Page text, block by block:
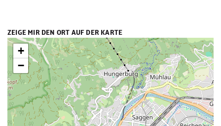
ZEIGE MIR DEN ORT AUF DER KARTE
+
−